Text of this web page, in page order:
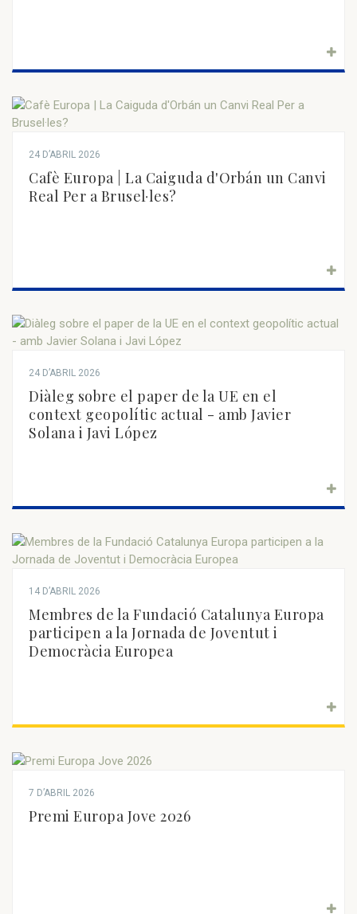
24 D’ABRIL 2026
Cafè Europa | La Caiguda d'Orbán un Canvi
Real Per a Brusel·les?
24 D’ABRIL 2026
Diàleg sobre el paper de la UE en el
context geopolític actual - amb Javier
Solana i Javi López
14 D’ABRIL 2026
Membres de la Fundació Catalunya Europa
participen a la Jornada de Joventut i
Democràcia Europea
7 D’ABRIL 2026
Premi Europa Jove 2026